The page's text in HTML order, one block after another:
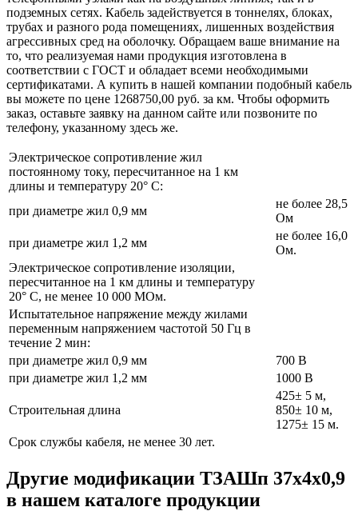
подземных сетях. Кабель задействуется в тоннелях, блоках,
трубах и разного рода помещениях, лишенных воздействия
агрессивных сред на оболочку. Обращаем ваше внимание на
то, что реализуемая нами продукция изготовлена в
соответствии с ГОСТ и обладает всеми необходимыми
сертификатами. А купить в нашей компании подобный кабель
вы можете по цене 1268750,00 руб. за км. Чтобы оформить
заказ, оставьте заявку на данном сайте или позвоните по
телефону, указанному здесь же.
Электрическое сопротивление жил
постоянному току, пересчитанное на 1 км
длины и температуру 20° С:
при диаметре жил 0,9 мм
не более 28,5
Ом
при диаметре жил 1,2 мм
не более 16,0
Ом.
Электрическое сопротивление изоляции,
пересчитанное на 1 км длины и температуру
20° С, не менее 10 000 МОм.
Испытательное напряжение между жилами
переменным напряжением частотой 50 Гц в
течение 2 мин:
при диаметре жил 0,9 мм
700 В
при диаметре жил 1,2 мм
1000 В
Строительная длина
425± 5 м,
850± 10 м,
1275± 15 м.
Срок службы кабеля, не менее 30 лет.
Другие модификации ТЗАШп 37х4х0,9
в нашем каталоге продукции